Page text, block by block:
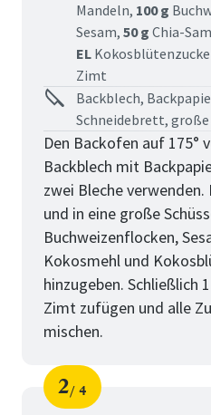
Mandeln, 100 g
Sesam, 50 g Chia-
EL
Zimt
Backblech,
Schneidebrett,
Den Backofen auf 175°
Backblech mit
zwei Bleche verwenden.
und in eine große
Buchweizenflocken,
Kokosmehl und
hinzugeben. Schließlich
Zimt zufügen und alle
mischen.
2 4